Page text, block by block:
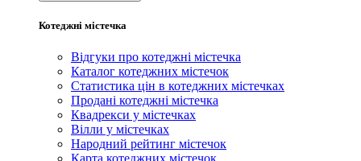
Котеджні містечка
Відгуки про котеджні містечка
Каталог котеджних містечок
Статистика цін в котеджних містечках
Продані котеджні містечка
Квадрекси у містечках
Вілли у містечках
Народний рейтинг містечок